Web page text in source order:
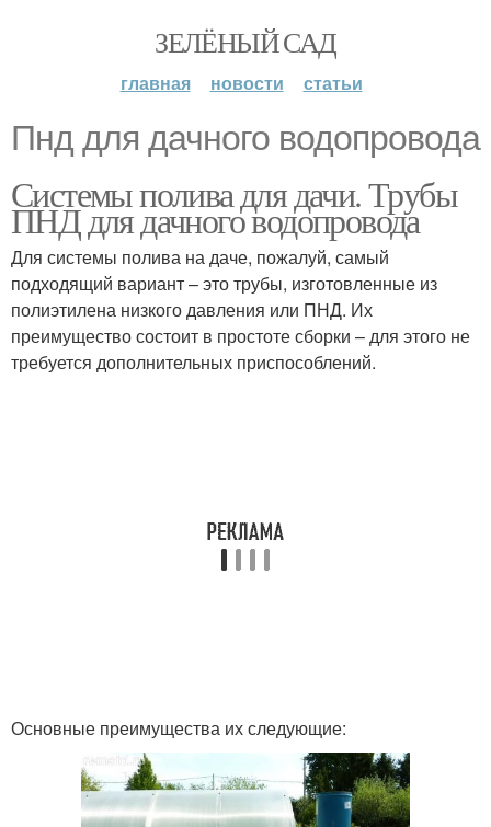
ЗЕЛЁНЫЙ САД
главная новости статьи
Пнд для дачного водопровода
Системы полива для дачи. Трубы
ПНД для дачного водопровода
Для системы полива на даче, пожалуй, самый
подходящий вариант – это трубы, изготовленные из
полиэтилена низкого давления или ПНД. Их
преимущество состоит в простоте сборки – для этого не
требуется дополнительных приспособлений.
Основные преимущества их следующие: